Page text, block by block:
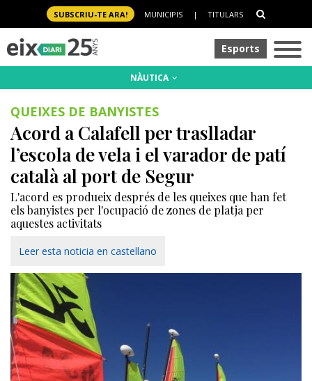
SUBSCRIU-TE ARA! MUNICIPIS | TITULARS
Esports
NÀUTICA
QUEIXES DE BANYISTES
Acord a Calafell per traslladar
l’escola de vela i el varador de patí
català al port de Segur
L'acord es produeix després de les queixes que han fet
els banyistes per l'ocupació de zones de platja per
aquestes activitats
Leer esta noticia en castellano